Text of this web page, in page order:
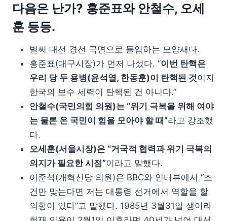
다음은 난가? 홍준표와 안철수, 오세
훈 등등.
벌써 대선 경선 국면으로 돌입하는 모양새다.
홍준표(대구시장)가 먼저 나섰다. “이번 탄핵은
우리 당 두 용병(윤석열, 한동훈)이 탄핵된 것이지
한국의 보수 세력이 탄핵된 건 아니다.”
안철수(국민의힘 의원)는 “위기 극복을 위해 여야
는 물론 온 국민이 힘을 모아야 할 때”라고 강조했
다.
오세훈(서울시장)은 “거국적 협력과 위기 극복의
의지가 필요한 시점”이라고 말했다.
이준석(개혁신당 의원)은 BBC와 인터뷰에서 “조
건만 맞는다면 저는 대통령 선거에서 역할을 할
의향이 있다”고 말했다. 1985년 3월31일 생이라